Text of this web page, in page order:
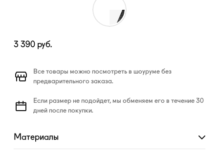
3 390 руб.
Все товары можно посмотреть в шоуруме без
предварительного заказа.
Если размер не подойдет, мы обменяем его в течение 30
дней после покупки.
Материалы
Развернуть